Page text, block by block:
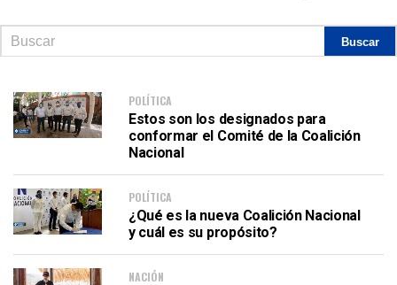
POLÍTICA
Estos son los designados para
conformar el Comité de la Coalición
Nacional
POLÍTICA
¿Qué es la nueva Coalición Nacional
y cuál es su propósito?
NACIÓN